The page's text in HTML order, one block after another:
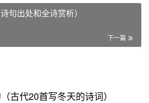
句出处和全诗赏析）
下一篇
古代20首写冬天的诗词）